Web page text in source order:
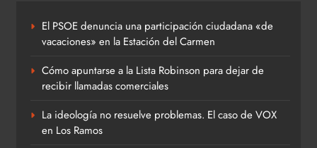
El PSOE denuncia una participación ciudadana «de
vacaciones» en la Estación del Carmen
Cómo apuntarse a la Lista Robinson para dejar de
recibir llamadas comerciales
La ideología no resuelve problemas. El caso de VOX
en Los Ramos